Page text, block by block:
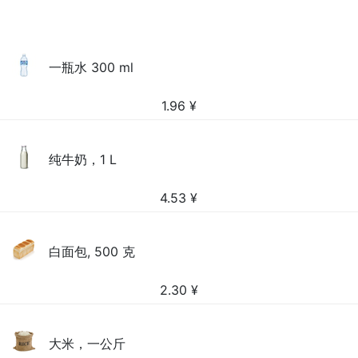
一瓶水 300 ml
1.96 ¥
纯牛奶，1 L
4.53 ¥
白面包, 500 克
2.30 ¥
大米，一公斤